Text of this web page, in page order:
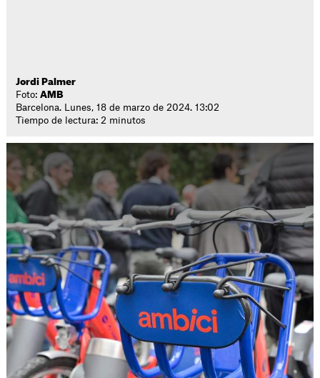
Jordi Palmer
Foto:AMB
Barcelona. Lunes, 18 de marzo de 2024. 13:02
Tiempo de lectura: 2 minutos